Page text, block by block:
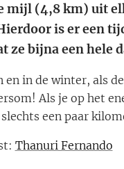
mijl (4,8 km) uit
is er een
ze bijna een hele
in de winter, als
Als je op het
een paar
Thanuri Fernando